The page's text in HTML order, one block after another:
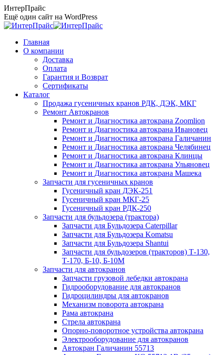
Перейти
к
содержанию
ИнтерПрайс
Ещё один сайт на WordPress
Главная
О компании
Доставка
Оплата
Гарантия и Возврат
Сертификаты
Каталог
Продажа гусеничных кранов РДК, ДЭК, МКГ
Ремонт Автокранов
Ремонт и Диагностика автокрана Zoomlion
Ремонт и Диагностика автокрана Ивановец
Ремонт и Диагностика автокрана Галичанин
Ремонт и Диагностика автокрана Челябинец
Ремонт и Диагностика автокрана Клинцы
Ремонт и Диагностика автокрана Ульяновец
Ремонт и Диагностика автокрана Машека
Запчасти для гусеничных кранов
Гусеничный кран ДЭК-251
Гусеничный кран МКГ-25
Гусеничный кран РДК-250
Запчасти для бульдозера (трактора)
Запчасти для Бульдозера Caterpillar
Запчасти для Бульдозера Komatsu
Запчасти для Бульдозера Shantui
Запчасти для бульдозеров (тракторов) Т-130,
Т-170, Б-10, Б-10М
Запчасти для автокранов
Запчасти грузовой лебедки автокрана
Гидрооборудование для автокранов
Гидроцилиндры для автокранов
Механизм поворота автокрана
Рама автокрана
Стрела автокрана
Опорно-поворотное устройства автокрана
Электрооборудование для автокранов
Автокран Галичанин 55713